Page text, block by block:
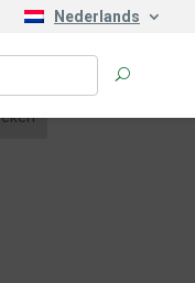
Nederlands